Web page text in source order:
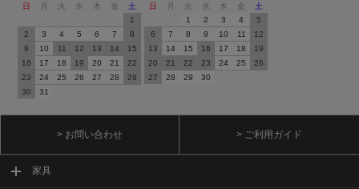
日
月 火 水 木 金
土
1
2
3 4 5 6 7
8
9
10 11 12 13 14
15
16
17 18 19 20 21
22
23
24 25 26 27 28
29
30
31
日
月 火 水 木 金
土
1
2 3 4
5
6
7 8 9 10 11
12
13
14 15 16 17 18
19
20
21 22 23 24 25
26
27
28 29 30
> お問い合わせ > ご利用ガイド
家具